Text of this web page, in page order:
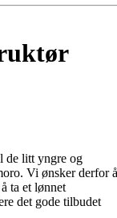
de litt yngre og
Vi ønsker derfor å
ta et lønnet
det gode tilbudet